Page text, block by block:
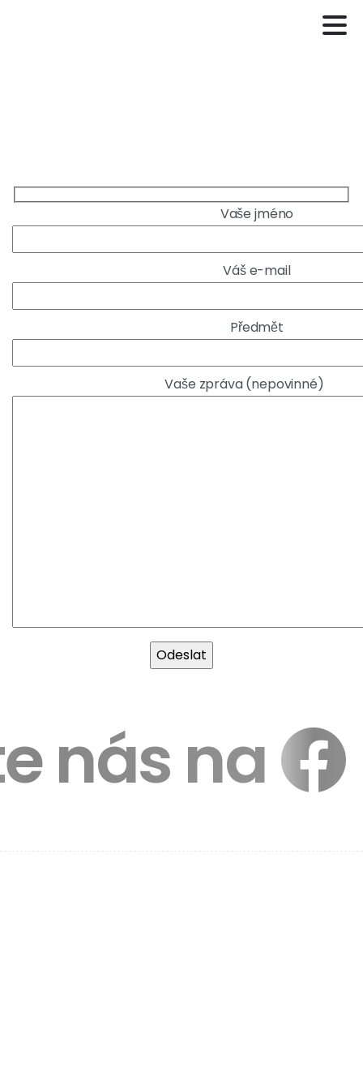
Vaše jméno
Váš e-mail
Předmět
Vaše zpráva (nepovinné)
nás na